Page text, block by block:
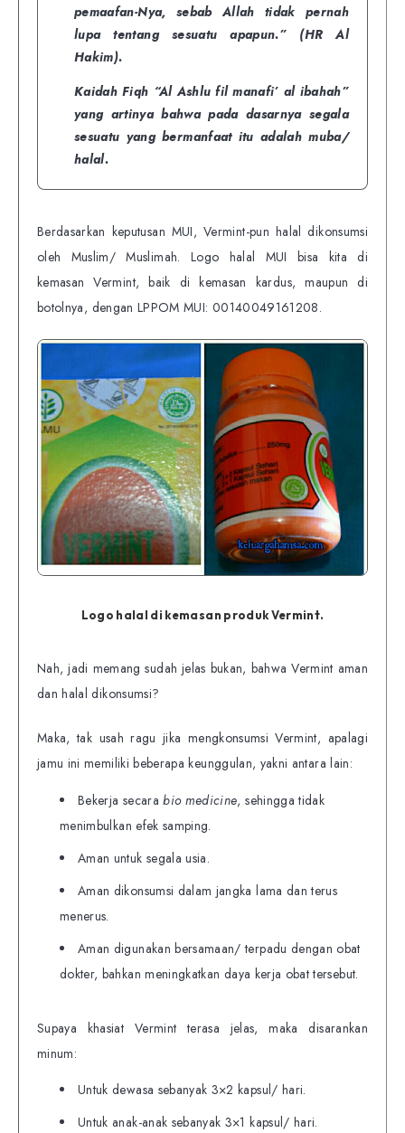
pemaafan-Nya, sebab Allah tidak pernah
lupa tentang sesuatu apapun.” (HR Al
Hakim).
Kaidah Fiqh “Al Ashlu fil manafi’ al ibahah”
yang artinya bahwa pada dasarnya segala
sesuatu yang bermanfaat itu adalah muba/
halal.
Berdasarkan keputusan MUI, Vermint-pun halal dikonsumsi
oleh Muslim/ Muslimah. Logo halal MUI bisa kita di
kemasan Vermint, baik di kemasan kardus, maupun di
botolnya, dengan LPPOM MUI: 00140049161208.
Logo halal di kemasan produk Vermint.
Nah, jadi memang sudah jelas bukan, bahwa Vermint aman
dan halal dikonsumsi?
Maka, tak usah ragu jika mengkonsumsi Vermint, apalagi
jamu ini memiliki beberapa keunggulan, yakni antara lain:
Bekerja secarabio medicine, sehingga tidak
menimbulkan efek samping.
Aman untuk segala usia.
Aman dikonsumsi dalam jangka lama dan terus
menerus.
Aman digunakan bersamaan/ terpadu dengan obat
dokter, bahkan meningkatkan daya kerja obat tersebut.
Supaya khasiat Vermint terasa jelas, maka disarankan
minum:
Untuk dewasa sebanyak 3×2 kapsul/ hari.
Untuk anak-anak sebanyak 3×1 kapsul/ hari.